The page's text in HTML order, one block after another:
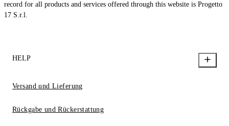
record for all products and services offered through this website is Progetto
17 S.r.l.
HELP
Versand und Lieferung
Rückgabe und Rückerstattung